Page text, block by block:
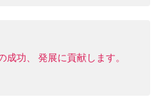
功、 発展に貢献します。